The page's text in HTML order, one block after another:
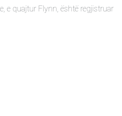
e quajtur Flynn, është regjistruar